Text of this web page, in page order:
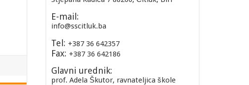
E-mail:
info@sscitluk.ba
Tel: +387 36 642357
Fax: +387 36 642186
Glavni urednik:
prof. Adela Škutor, ravnateljica škole